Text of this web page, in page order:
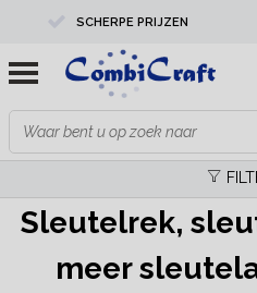
SCHERPE PRIJZEN
PROFESSIONELE KWALITEIT
EXPERTS IN MAATWERK
Sleutelrek,
meer